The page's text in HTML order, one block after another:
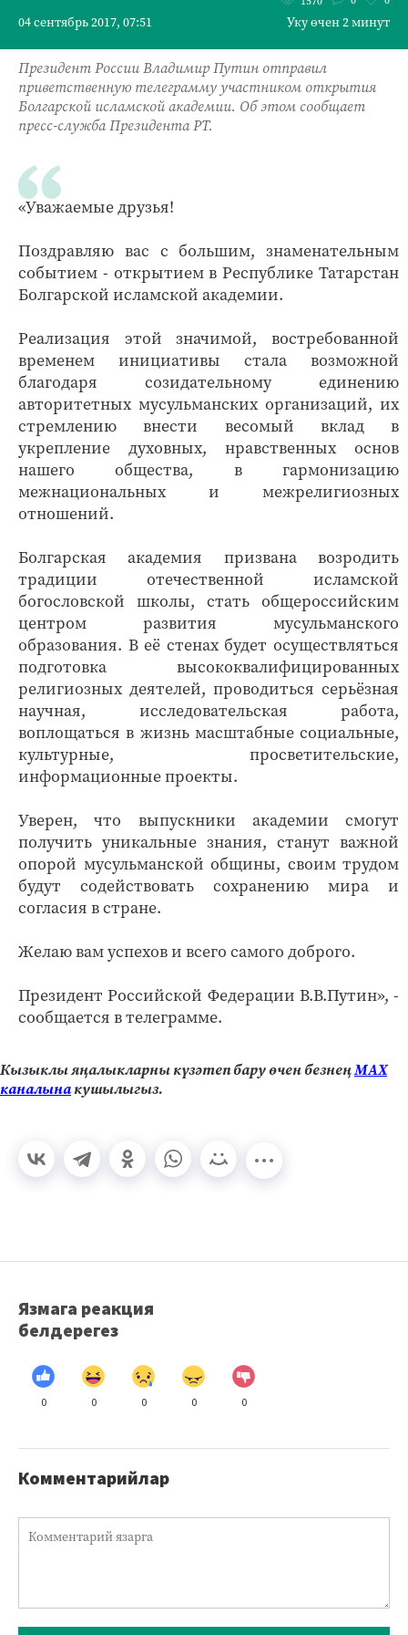
04 сентябрь 2017, 07:51 Уку өчен 2 минут
Президент России Владимир Путин отправил
приветственную телеграмму участником открытия
Болгарской исламской академии. Об этом сообщает
пресс-служба Президента РТ.
«Уважаемые друзья!
Поздравляю вас с большим, знаменательным
событием - открытием в Республике Татарстан
Болгарской исламской академии.
Реализация этой значимой, востребованной
временем инициативы стала возможной
благодаря созидательному единению
авторитетных мусульманских организаций, их
стремлению внести весомый вклад в
укрепление духовных, нравственных основ
нашего общества, в гармонизацию
межнациональных и межрелигиозных
отношений.
Болгарская академия призвана возродить
традиции отечественной исламской
богословской школы, стать общероссийским
центром развития мусульманского
образования. В её стенах будет осуществляться
подготовка высококвалифицированных
религиозных деятелей, проводиться серьёзная
научная, исследовательская работа,
воплощаться в жизнь масштабные социальные,
культурные, просветительские,
информационные проекты.
Уверен, что выпускники академии смогут
получить уникальные знания, станут важной
опорой мусульманской общины, своим трудом
будут содействовать сохранению мира и
согласия в стране.
Желаю вам успехов и всего самого доброго.
Президент Российской Федерации В.В.Путин», -
сообщается в телеграмме.
Кызыклы яңалыкларны күзәтеп бару өчен безнеңМАХ
каналынакушылыгыз.
Язмага реакция
белдерегез
0 0 0 0 0
Комментарийлар